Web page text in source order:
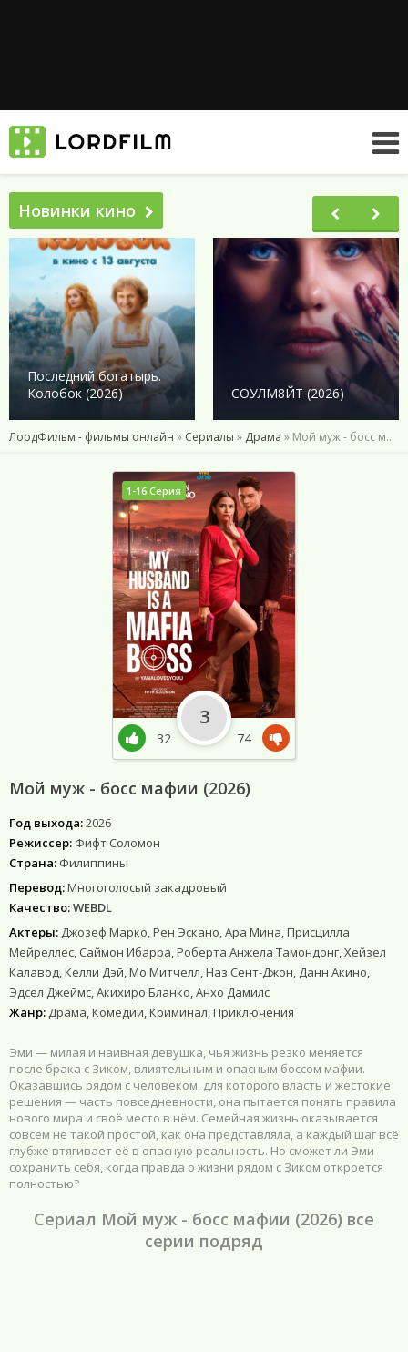
Новинки кино
Последний богатырь.
Колобок (2026)
СОУЛМ8ЙТ (2026)
ЛордФильм - фильмы онлайн » Сериалы » Драма » Мой муж - босс мафии (2026)
Мой муж - босс мафии (2026)
Год выхода:2026
Режиссер: Фифт Соломон
Страна: Филиппины
Перевод:Многоголосый закадровый
Качество:WEBDL
Актеры: Джозеф Марко, Рен Эскано, Ара Мина, Присцилла
Мейреллес, Саймон Ибарра, Роберта Анжела Тамондонг, Хейзел
Калавод, Келли Дэй, Мо Митчелл, Наз Сент-Джон, Данн Акино,
Эдсел Джеймс, Акихиро Бланко, Анхо Дамилс
Жанр: Драма, Комедии, Криминал, Приключения
Эми — милая и наивная девушка, чья жизнь резко меняется
после брака с Зиком, влиятельным и опасным боссом мафии.
Оказавшись рядом с человеком, для которого власть и жестокие
решения — часть повседневности, она пытается понять правила
нового мира и своё место в нём. Семейная жизнь оказывается
совсем не такой простой, как она представляла, а каждый шаг всё
глубже втягивает её в опасную реальность. Но сможет ли Эми
сохранить себя, когда правда о жизни рядом с Зиком откроется
полностью?
Сериал Мой муж - босс мафии (2026) все
серии подряд
1-16 Серия
32
3
74